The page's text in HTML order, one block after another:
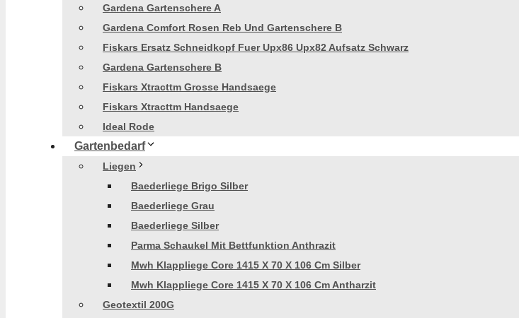
Gardena Gartenschere A
Gardena Comfort Rosen Reb Und Gartenschere B
Fiskars Ersatz Schneidkopf Fuer Upx86 Upx82 Aufsatz Schwarz
Gardena Gartenschere B
Fiskars Xtracttm Grosse Handsaege
Fiskars Xtracttm Handsaege
Ideal Rode
Gartenbedarf
Liegen
Baederliege Brigo Silber
Baederliege Grau
Baederliege Silber
Parma Schaukel Mit Bettfunktion Anthrazit
Mwh Klappliege Core 1415 X 70 X 106 Cm Silber
Mwh Klappliege Core 1415 X 70 X 106 Cm Antharzit
Geotextil 200G